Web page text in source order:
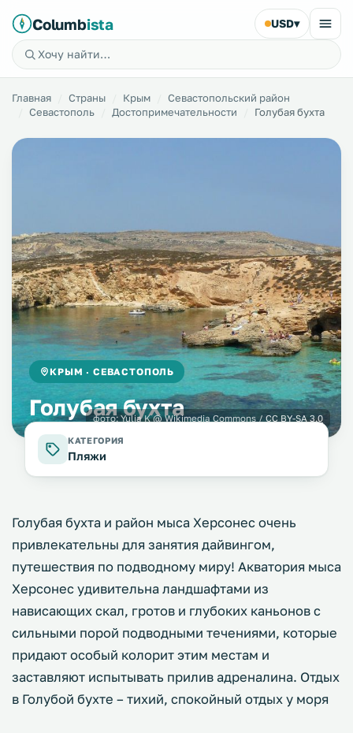
Columbista USD▾
Главная Страны Крым
Севастопольский район
Севастополь
Достопримечательности Голубая бухта
КРЫМ · СЕВАСТОПОЛЬ
Голубая бухта
фото: Yulia K@ Wikimedia Commons / CC BY-SA 3.0
КАТЕГОРИЯ
Пляжи
Голубая бухта и район мыса Херсонес очень
привлекательны для занятия дайвингом,
путешествия по подводному миру! Акватория мыса
Херсонес удивительна ландшафтами из
нависающих скал, гротов и глубоких каньонов с
сильными порой подводными течениями, которые
придают особый колорит этим местам и
заставляют испытывать прилив адреналина. Отдых
в Голубой бухте – тихий, спокойный отдых у моря